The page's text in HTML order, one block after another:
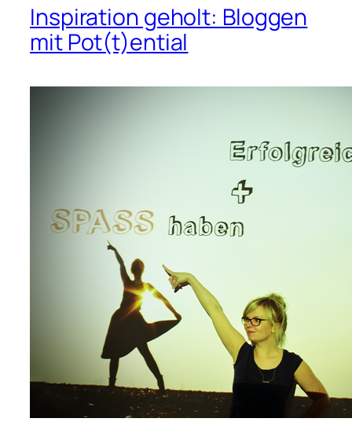
Inspiration geholt: Bloggen
mit Pot(t)ential